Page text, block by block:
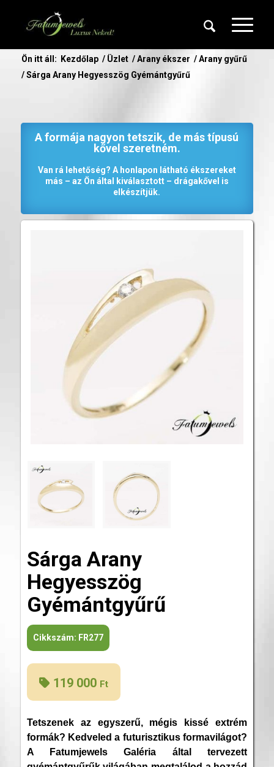
Ön itt áll: Kezdőlap / Üzlet / Arany ékszer / Arany gyűrű
/ Sárga Arany Hegyesszög Gyémántgyűrű
A formája nagyon tetszik, de más típusú
kővel szeretném.
Van rá lehetőség? A honlapon látható ékszereket
más – az Ön által kiválasztott – drágakővel is
elkészítjük.
Sárga Arany
Hegyesszög
Gyémántgyűrű
Cikkszám: FR277
119 000 Ft
Tetszenek az egyszerű, mégis kissé extrém
formák? Kedveled a futurisztikus formavilágot?
A Fatumjewels Galéria által tervezett